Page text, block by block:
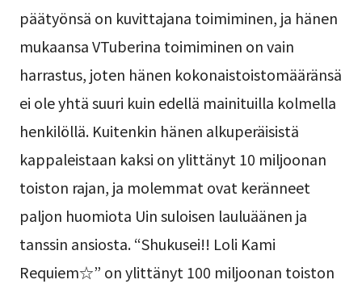
päätyönsä on kuvittajana toimiminen, ja hänen
mukaansa VTuberina toimiminen on vain
harrastus, joten hänen kokonaistoistomääränsä
ei ole yhtä suuri kuin edellä mainituilla kolmella
henkilöllä. Kuitenkin hänen alkuperäisistä
kappaleistaan kaksi on ylittänyt 10 miljoonan
toiston rajan, ja molemmat ovat keränneet
paljon huomiota Uin suloisen lauluäänen ja
tanssin ansiosta. “Shukusei!! Loli Kami
Requiem☆” on ylittänyt 100 miljoonan toiston